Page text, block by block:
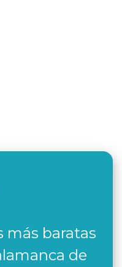
más baratas
de